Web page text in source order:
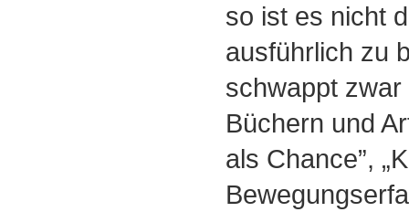
so ist es nicht
ausführlich zu
schwappt
Büchern und
als Chance”,